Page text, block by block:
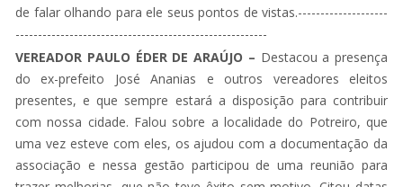
de falar olhando para ele seus pontos de vistas.--------------------
--------------------------------------------------------
VEREADOR PAULO ÉDER DE ARAÚJO – Destacou a presença
do ex-prefeito José Ananias e outros vereadores eleitos
presentes, e que sempre estará a disposição para contribuir
com nossa cidade. Falou sobre a localidade do Potreiro, que
uma vez esteve com eles, os ajudou com a documentação da
associação e nessa gestão participou de uma reunião para